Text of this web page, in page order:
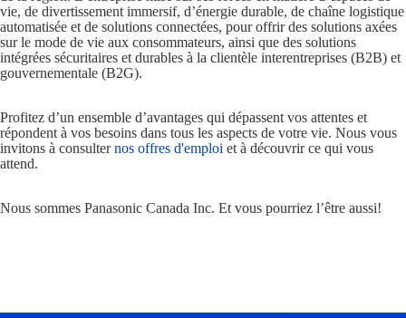
vie, de divertissement immersif, d’énergie durable, de chaîne logistique
automatisée et de solutions connectées, pour offrir des solutions axées
sur le mode de vie aux consommateurs, ainsi que des solutions
intégrées sécuritaires et durables à la clientèle interentreprises (B2B) et
gouvernementale (B2G).
Profitez d’un ensemble d’avantages qui dépassent vos attentes et
répondent à vos besoins dans tous les aspects de votre vie. Nous vous
invitons à consulternos offres d'emploi et à découvrir ce qui vous
attend.
Nous sommes Panasonic Canada Inc. Et vous pourriez l’être aussi!